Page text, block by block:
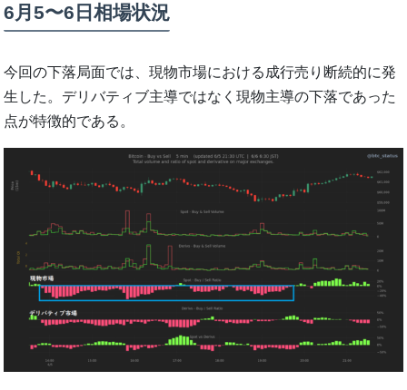
6月5〜6日相場状況
今回の下落局面では、現物市場における成行売り断続的に発
生した。デリバティブ主導ではなく現物主導の下落であった
点が特徴的である。